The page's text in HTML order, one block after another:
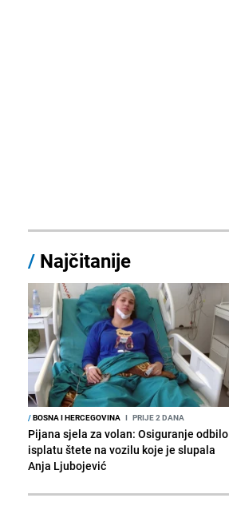
/ Najčitanije
/BOSNA I HERCEGOVINA I PRIJE 2 DANA
Pijana sjela za volan: Osiguranje odbilo
isplatu štete na vozilu koje je slupala
Anja Ljubojević